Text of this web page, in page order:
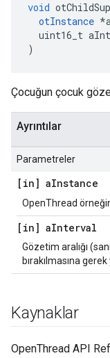
void
otInstance *
uint16_t
)
Çocuğun çocuk
Ayrıntılar
Parametreler
[in] aInstance
OpenThread
[in] aInterval
Gözetim aralığı
bırakılmasına
Kaynaklar
OpenThread API